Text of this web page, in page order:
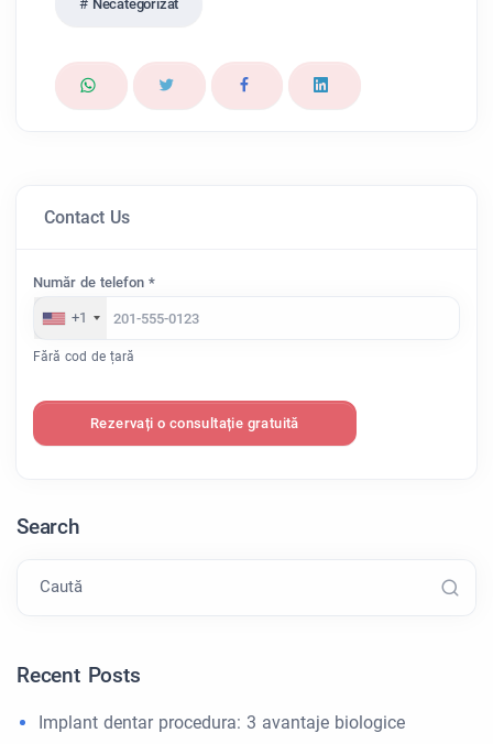
Necategorizat
Contact Us
Număr de telefon *
+1
Fără cod de țară
Rezervați o consultație gratuită
Search
Caută
Recent Posts
Implant dentar procedura: 3 avantaje biologice